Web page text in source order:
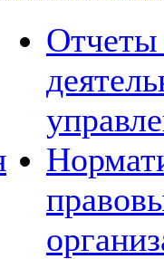
Отчеты